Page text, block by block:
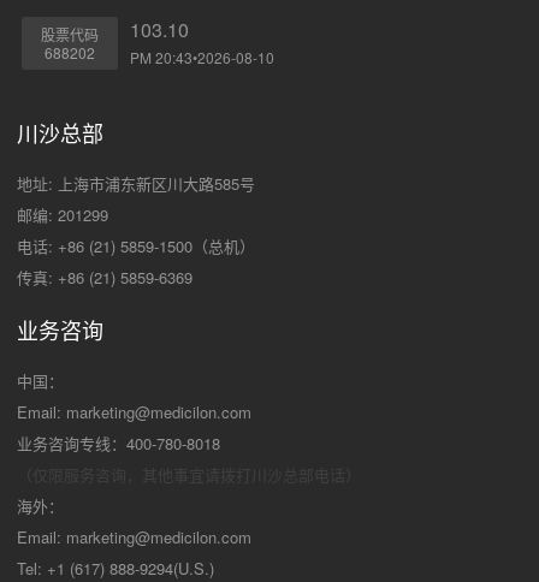
股票代码
688202
103.10
PM 20:43•2026-08-10
川沙总部
地址: 上海市浦东新区川大路585号
邮编: 201299
电话: +86 (21) 5859-1500（总机）
传真: +86 (21) 5859-6369
业务咨询
中国：
Email: marketing@medicilon.com
业务咨询专线：400-780-8018
海外：
Email: marketing@medicilon.com
Tel: +1 (617) 888-9294(U.S.)